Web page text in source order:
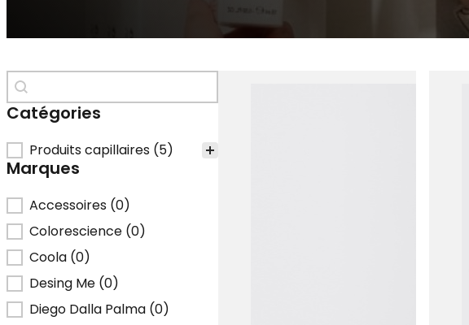
WooCommerce > Recherche
Rechercher
Catégories
Catégories
Produits capillaires (5)
Marques
Marques
Accessoires (0)
Colorescience (0)
Coola (0)
Desing Me (0)
Diego Dalla Palma (0)